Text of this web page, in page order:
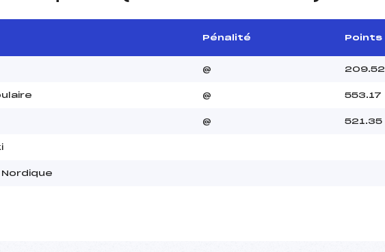
Pénalité Points
@ 209.52
@ 553.17
@ 521.35
Nordique